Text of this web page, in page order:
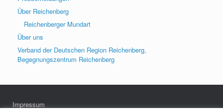
Über Reichenberg
Reichenberger Mundart
Über uns
Verband der Deutschen Region Reichenberg,
Begegnungszentrum Reichenberg
Impressum